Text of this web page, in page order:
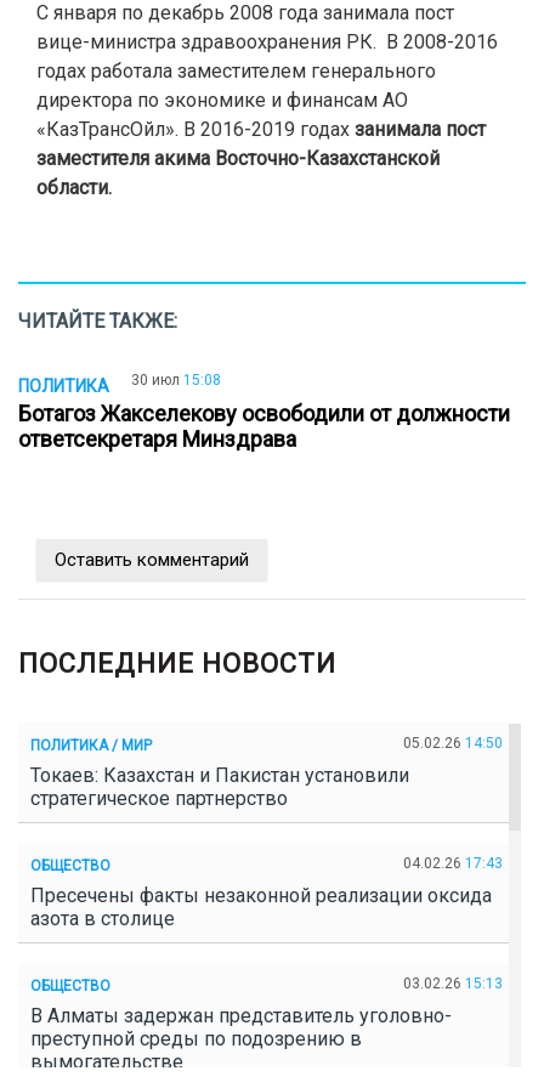
С января по декабрь 2008 года занимала пост
вице-министра здравоохранения РК. В 2008-2016
годах работала заместителем генерального
директора по экономике и финансам АО
«КазТрансОйл». В 2016-2019 годах занимала пост
заместителя акима Восточно-Казахстанской
области.
ЧИТАЙТЕ ТАКЖЕ:
ПОЛИТИКА 30 июл 15:08
Ботагоз Жакселекову освободили от должности
ответсекретаря Минздрава
Оставить комментарий
ПОСЛЕДНИЕ НОВОСТИ
ПОЛИТИКА / МИР 05.02.26 14:50
Токаев: Казахстан и Пакистан установили
стратегическое партнерство
ОБЩЕСТВО 04.02.26 17:43
Пресечены факты незаконной реализации оксида
азота в столице
ОБЩЕСТВО 03.02.26 15:13
В Алматы задержан представитель уголовно-
преступной среды по подозрению в
вымогательстве